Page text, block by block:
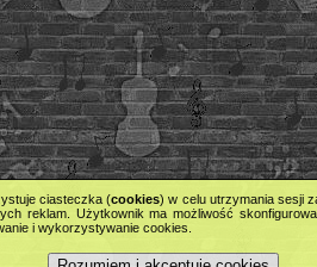
ciasteczka (cookies) w celu utrzymania sesji
reklam. Użytkownik ma możliwość
i wykorzystywanie cookies.